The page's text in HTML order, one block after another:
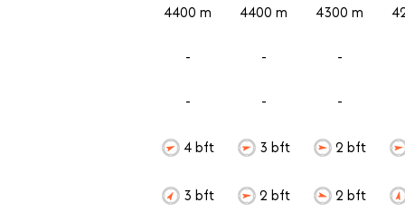
4400 m
-
-
4 bft
3 bft
4400 m
-
-
3 bft
2 bft
4300 m
-
-
2 bft
2 bft